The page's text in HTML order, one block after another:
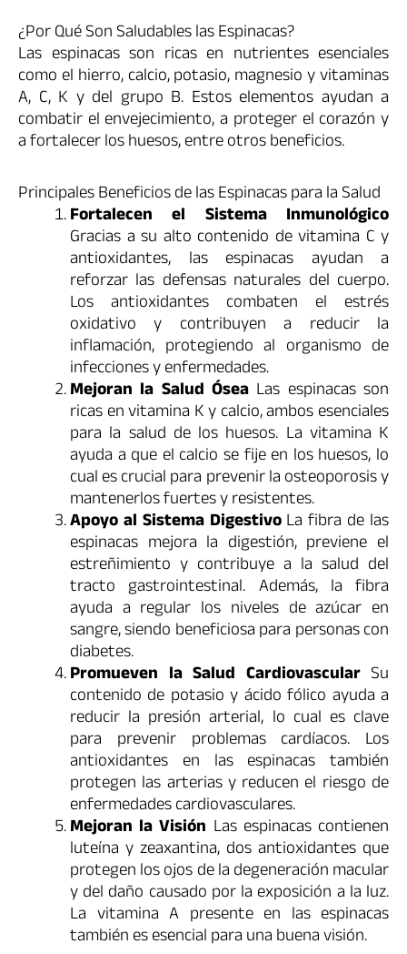
¿Por Qué Son Saludables las Espinacas?
Las espinacas son ricas en nutrientes esenciales
como el hierro, calcio, potasio, magnesio y vitaminas
A, C, K y del grupo B. Estos elementos ayudan a
combatir el envejecimiento, a proteger el corazón y
a fortalecer los huesos, entre otros beneficios.
Principales Beneficios de las Espinacas para la Salud
Fortalecen el Sistema Inmunológico
Gracias a su alto contenido de vitamina C y
antioxidantes, las espinacas ayudan a
reforzar las defensas naturales del cuerpo.
Los antioxidantes combaten el estrés
oxidativo y contribuyen a reducir la
inflamación, protegiendo al organismo de
infecciones y enfermedades.
Mejoran la Salud Ósea Las espinacas son
ricas en vitamina K y calcio, ambos esenciales
para la salud de los huesos. La vitamina K
ayuda a que el calcio se fije en los huesos, lo
cual es crucial para prevenir la osteoporosis y
mantenerlos fuertes y resistentes.
Apoyo al Sistema DigestivoLa fibra de las
espinacas mejora la digestión, previene el
estreñimiento y contribuye a la salud del
tracto gastrointestinal. Además, la fibra
ayuda a regular los niveles de azúcar en
sangre, siendo beneficiosa para personas con
diabetes.
Promueven la Salud CardiovascularSu
contenido de potasio y ácido fólico ayuda a
reducir la presión arterial, lo cual es clave
para prevenir problemas cardíacos. Los
antioxidantes en las espinacas también
protegen las arterias y reducen el riesgo de
enfermedades cardiovasculares.
Mejoran la Visión Las espinacas contienen
luteína y zeaxantina, dos antioxidantes que
protegen los ojos de la degeneración macular
y del daño causado por la exposición a la luz.
La vitamina A presente en las espinacas
también es esencial para una buena visión.